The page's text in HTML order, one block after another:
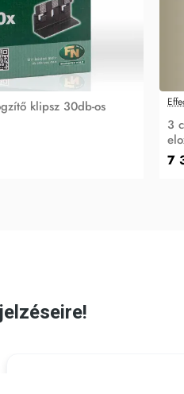
klipsz 30db-os
3
7